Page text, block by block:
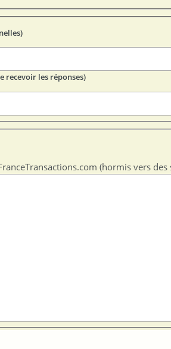
recevoir les réponses)
(hormis vers des